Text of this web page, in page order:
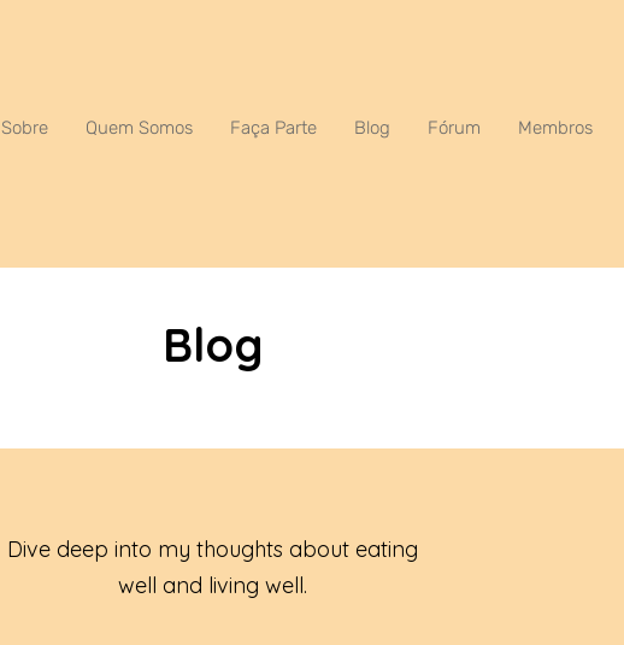
Sobre Quem Somos Faça Parte Blog Fórum Membros
Blog
Dive deep into my thoughts about eating
well and living well.